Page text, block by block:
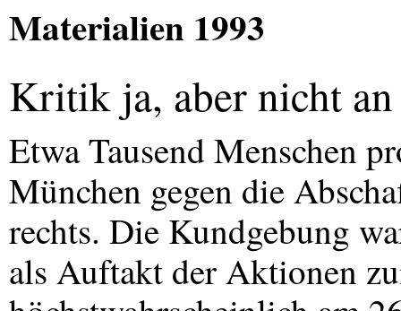
Materialien 1993
Kritik ja, aber nicht
Etwa Tausend Menschen
München gegen die
rechts. Die Kundgebung
als Auftakt der Aktionen